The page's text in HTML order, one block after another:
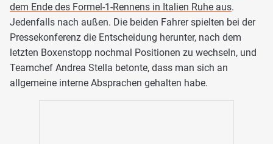
dem Ende des Formel-1-Rennens in Italien Ruhe aus.
Jedenfalls nach außen. Die beiden Fahrer spielten bei der
Pressekonferenz die Entscheidung herunter, nach dem
letzten Boxenstopp nochmal Positionen zu wechseln, und
Teamchef Andrea Stella betonte, dass man sich an
allgemeine interne Absprachen gehalten habe.